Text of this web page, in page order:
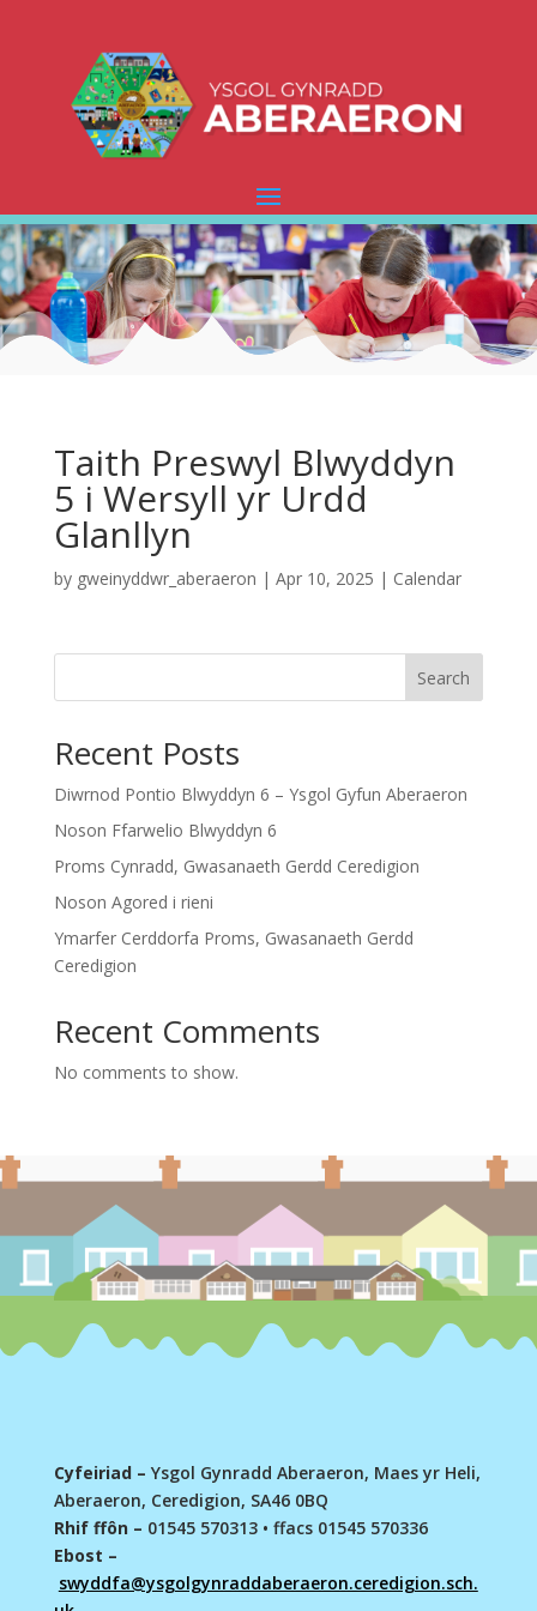
Taith Preswyl Blwyddyn
5 i Wersyll yr Urdd
Glanllyn
by gweinyddwr_aberaeron | Apr 10, 2025 | Calendar
Search
Recent Posts
Diwrnod Pontio Blwyddyn 6 – Ysgol Gyfun Aberaeron
Noson Ffarwelio Blwyddyn 6
Proms Cynradd, Gwasanaeth Gerdd Ceredigion
Noson Agored i rieni
Ymarfer Cerddorfa Proms, Gwasanaeth Gerdd
Ceredigion
Recent Comments
No comments to show.
Cyfeiriad – Ysgol Gynradd Aberaeron, Maes yr Heli,
Aberaeron, Ceredigion, SA46 0BQ
Rhif ffôn – 01545 570313 • ffacs 01545 570336
Ebost –
swyddfa@ysgolgynraddaberaeron.ceredigion.sch.